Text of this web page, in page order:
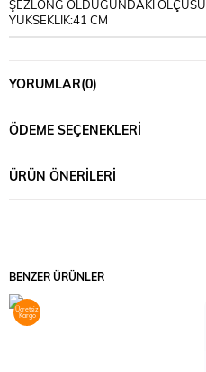
ŞEZLONG OLDUĞUNDAKİ
YÜKSEKLİK:41 CM
YORUMLAR(0)
ÖDEME SEÇENEKLERI
ÜRÜN ÖNERILERI
BENZER ÜRÜNLER
Ücretsiz
Kargo